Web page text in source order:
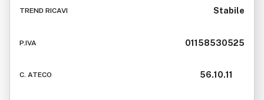
TREND RICAVI Stabile
P.IVA 01158530525
C. ATECO 56.10.11